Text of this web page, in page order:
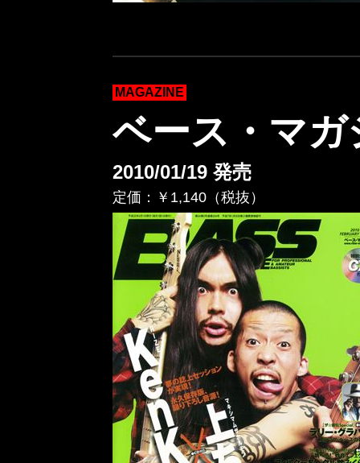
MAGAZINE
ベース・マガ
2010/01/19 発売
定価：￥1,140（税抜）